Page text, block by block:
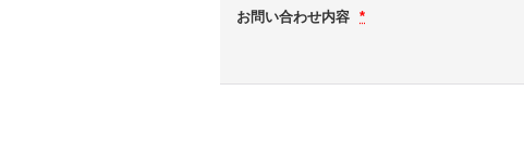
お問い合わせ内容 *